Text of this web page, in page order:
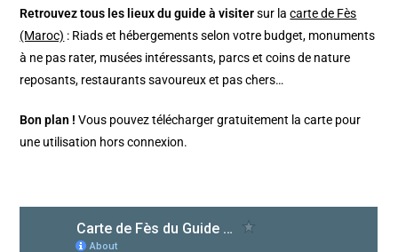
Retrouvez tous les lieux du guide à visitersur lacarte de Fès
(Maroc) : Riads et hébergements selon votre budget, monuments
à ne pas rater, musées intéressants, parcs et coins de nature
reposants, restaurants savoureux et pas chers…
Bon plan ! Vous pouvez télécharger gratuitement la carte pour
une utilisation hors connexion.